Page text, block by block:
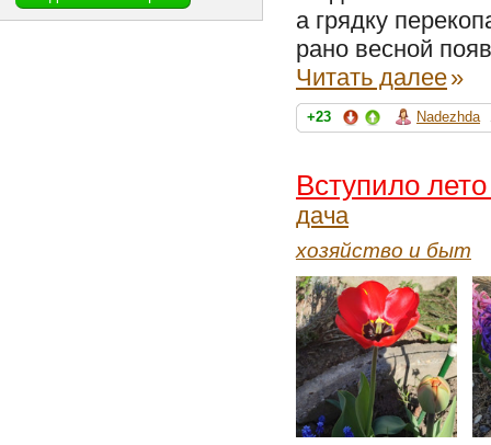
а грядку
рано весной
Читать далее»
+23 Nadezhda
Вступило
дача
хозяйство и быт